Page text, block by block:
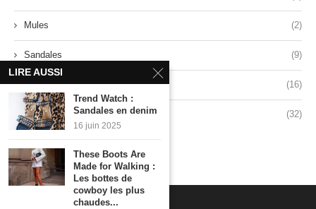
Mules (2)
Sandales (9)
Baskets (16)
Style (32)
LIRE AUSSI
Trend Watch :
Sandales en denim
16 juin 2025
These Boots Are
Made for Walking :
Les bottes de
cowboy les plus
chaudes...